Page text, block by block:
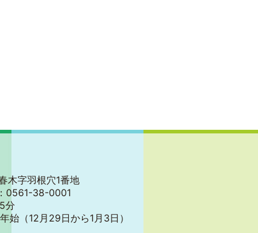
木字羽根穴1番地
0561-38-0001
分
始 （12月29日から1月3日）